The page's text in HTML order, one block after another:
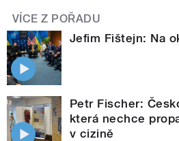
VÍCE Z POŘADU
Jefim Fištejn: Na
Petr Fischer:
která nechce
v cizině